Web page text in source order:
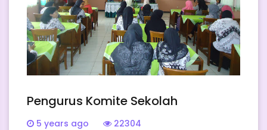
Pengurus Komite Sekolah
5 years ago 22304